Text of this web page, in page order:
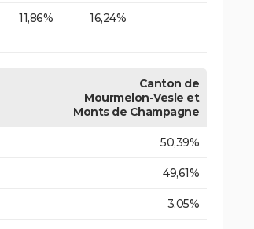
11,86% 16,24%
Canton de
Mourmelon-Vesle et
Monts de Champagne
50,39%
49,61%
3,05%